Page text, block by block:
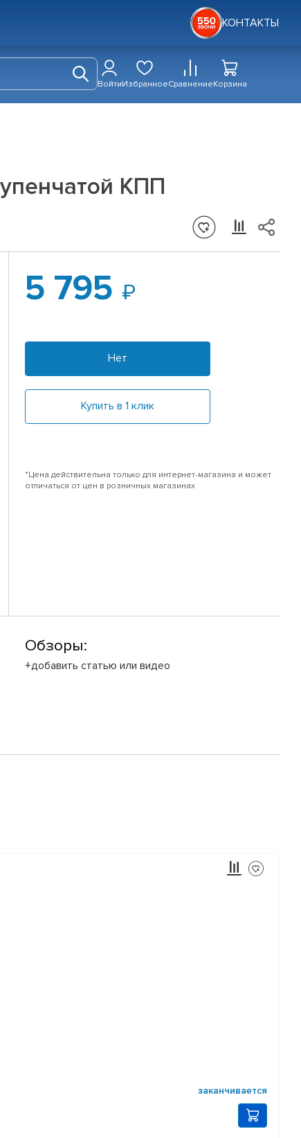
КОНТАКТЫ
ВойтиИзбранноеСравнениеКорзина
КПП
5 795
Нет
Купить в 1 клик
*Цена действительна только для интернет-магазина и может
отличаться от цен в розничных магазинах
Обзоры:
+добавить статью или видео
заканчивается